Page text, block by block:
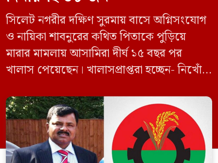
সিলেট নগরীর দক্ষিণ সুরমায় বাসে অগ্নিসংযোগ
ও নায়িকা শাবনুরের কথিত পিতাকে পুড়িয়ে
মারার মামলায় আসামিরা দীর্ঘ ১৫ বছর পর
খালাস পেয়েছেন। খালাসপ্রাপ্তরা হচ্ছেন- নিখোঁজ
ইফতেখার আহমদ দিনারসহ ৩৮ জন নেতাকর্মী।
মঙ্গলবার দুপুরে মামলার দীর্ঘ শুনানি ও সাক্ষ্য-
প্রমাণ জেরা শেষে আসামিরা নির্দোষ প্রমাণিত
হওয়ায় খালাস দেন বিচারক। মানবপাচার […]